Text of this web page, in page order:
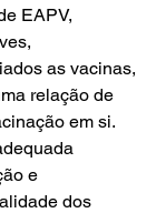
EAPV,
as vacinas,
relação de
em si.
e
dos